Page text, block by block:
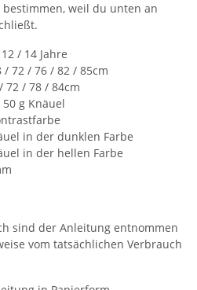
weil du unten an
/ 14 Jahre
72 / 76 / 82 / 85cm
72 / 78 / 84cm
g Knäuel
in der dunklen Farbe
in der hellen Farbe
sind der Anleitung entnommen
vom tatsächlichen Verbrauch